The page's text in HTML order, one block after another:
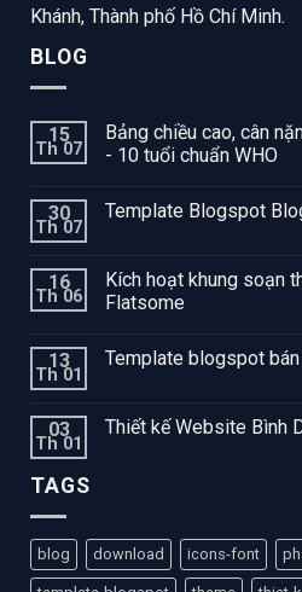
Khánh, Thành phố Hồ Chí Minh.
BLOG
15
Th 07
Bảng chiều cao, cân
- 10 tuổi chuẩn WHO
30
Th 07
Template Blogspot
16
Th 06
Kích hoạt khung soạn
Flatsome
13
Th 01
Template blogspot
03
Th 01
Thiết kế Website Bình
TAGS
blog download icons-font